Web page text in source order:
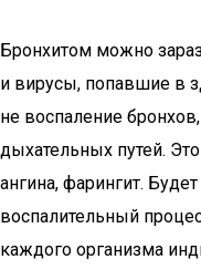
Бронхитом можно
и вирусы, попавшие в
не воспаление
дыхательных путей.
ангина, фарингит.
воспалительный
каждого организма